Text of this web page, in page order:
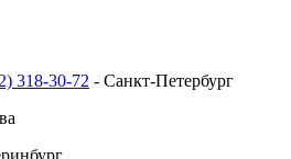
318-30-72 - Санкт-Петербург